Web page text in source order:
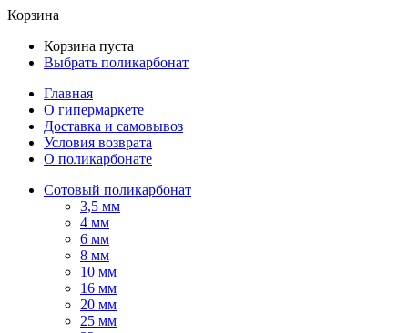
Корзина
Корзина пуста
Выбрать поликарбонат
Главная
О гипермаркете
Доставка и самовывоз
Условия возврата
О поликарбонате
Сотовый поликарбонат
3,5 мм
4 мм
6 мм
8 мм
10 мм
16 мм
20 мм
25 мм